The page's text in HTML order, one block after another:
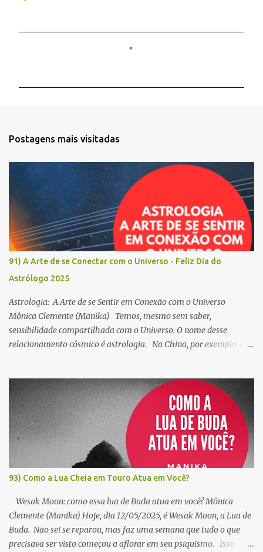
s
Postagens mais visitadas
91) A Arte de se Conectar com o Universo - Feliz Dia do
Astrólogo 2025
Astrologia: A Arte de se Sentir em Conexão com o Universo
Mônica Clemente (Manika) Temos, mesmo sem saber,
sensibilidade compartilhada com o Universo. O nome desse
relacionamento cósmico é astrologia. Na China, por exemplo, a
dessa forma que o Tibete tem identificado o Dalai Lama por
séculos. Os Reis Magos, com outros cálculos, encontraram Jesus.
Para Jung, a astrologia é a arte de ler o inconsciente projetado nas
estrelas. Na Mitologia, ela nos guia em segurança para dentro e
para fora do labirinto do Minotauro, como fez Ariadne. Para
Osho, astrologia é espiritualidade, pois somos um com o Universo.
Para os alquimistas, as estrelas também nos habitam. Somos um
Céu. Para mim, a astrologia é a revelação da empatia cósmica: as
conexões sutis que entrelaçam todos os seres em múltiplas rela...
93) Como a Lua Cheia em Touro Atua em Você?
Wesak Moon: como essa lua de Buda atua em você? Mônica
Clemente (Manika) Hoje, dia 12/05/2025, é Wesak Moon, a Lua de
Buda. Não sei se reparou, mas faz uma semana que tudo o que
precisava ser visto começou a aflorar em seu psiquismo. Isso